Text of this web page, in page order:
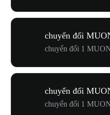
chuyển đổi
chuyển đổi 1
chuyển đổi
chuyển đổi 1